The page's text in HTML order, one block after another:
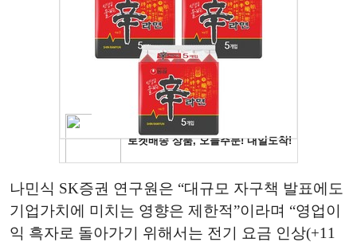
나민식 SK증권 연구원은 “대규모 자구책 발표에도
기업가치에 미치는 영향은 제한적”이라며 “영업이
익 흑자로 돌아가기 위해서는 전기 요금 인상(+11